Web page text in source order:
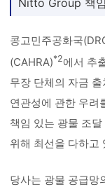
콩고민주공화국
(CAHRA)*2에서 추
무장 단체의 자금
연관성에 관한 우
책임 있는 광물 조
위해 최선을 다하고
당사는 광물 공급망